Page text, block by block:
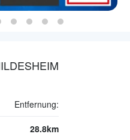
Entfernung:
28.8km